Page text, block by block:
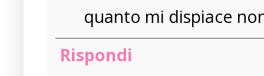
quanto mi dispiace
Rispondi